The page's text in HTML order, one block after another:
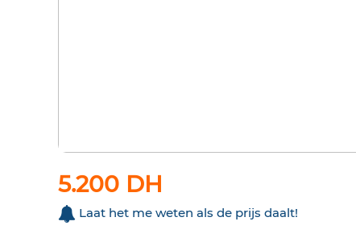
5.200 DH
Laat het me weten als de prijs daalt!